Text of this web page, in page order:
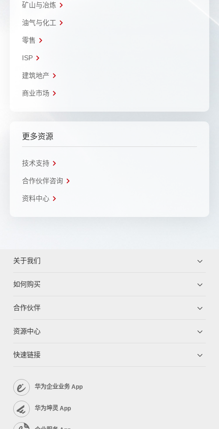
矿山与冶炼
油气与化工
零售
ISP
建筑地产
商业市场
更多资源
技术支持
合作伙伴咨询
资料中心
关于我们
如何购买
合作伙伴
资源中心
快速链接
华为企业业务 App
华为坤灵 App